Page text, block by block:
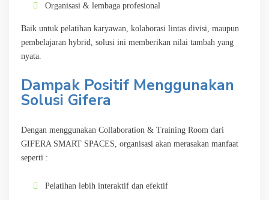
Organisasi & lembaga profesional
Baik untuk pelatihan karyawan, kolaborasi lintas divisi, maupun
pembelajaran hybrid, solusi ini memberikan nilai tambah yang
nyata.
Dampak Positif Menggunakan
Solusi Gifera
Dengan menggunakan Collaboration & Training Room dari
GIFERA SMART SPACES, organisasi akan merasakan manfaat
seperti :
Pelatihan lebih interaktif dan efektif